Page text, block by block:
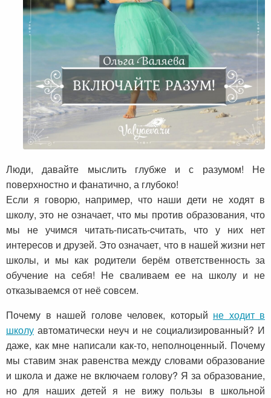
Люди, давайте мыслить глубже и с разумом! Не
поверхностно и фанатично, а глубоко!
Если я говорю, например, что наши дети не ходят в
школу, это не означает, что мы против образования, что
мы не учимся читать-писать-cчитать, что у них нет
интересов и друзей. Это означает, что в нашей жизни нет
школы, и мы как родители берём ответственность за
обучение на себя! Не сваливаем ее на школу и не
отказываемся от неё совсем.
Почему в нашей голове человек, который не ходит в
школу автоматически неуч и не социализированный? И
даже, как мне написали как-то, неполноценный. Почему
мы ставим знак равенства между словами образование
и школа и даже не включаем голову? Я за образование,
но для наших детей я не вижу пользы в школьной